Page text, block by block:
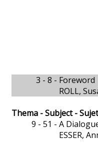
3 - 8 - Foreword
ROLL,
Thema - Subject - Sujet
9 - 51 - A
ESSER,